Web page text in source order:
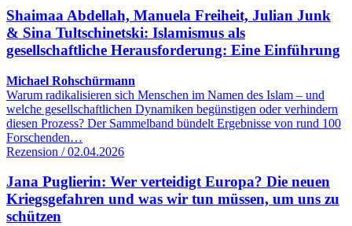
Shaimaa Abdellah, Manuela Freiheit, Julian Junk
& Sina Tultschinetski: Islamismus als
gesellschaftliche Herausforderung: Eine Einführung
Michael Rohschürmann
Warum radikalisieren sich Menschen im Namen des Islam – und
welche gesellschaftlichen Dynamiken begünstigen oder verhindern
diesen Prozess? Der Sammelband bündelt Ergebnisse von rund 100
Forschenden…
Rezension / 02.04.2026
Jana Puglierin: Wer verteidigt Europa? Die neuen
Kriegsgefahren und was wir tun müssen, um uns zu
schützen